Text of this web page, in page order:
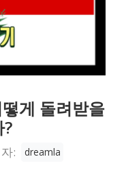
게 돌려받을
: dreamla